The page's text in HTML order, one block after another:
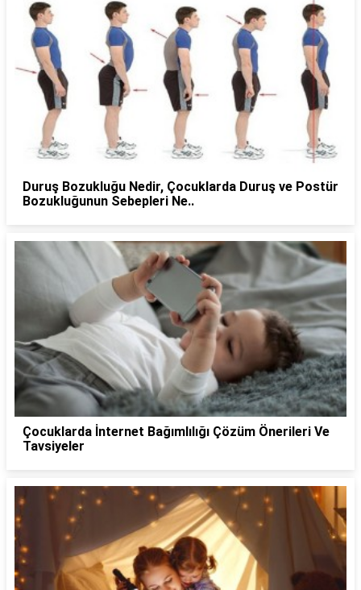
Duruş Bozukluğu Nedir, Çocuklarda Duruş ve Postür
Bozukluğunun Sebepleri Ne..
Çocuklarda İnternet Bağımlılığı Çözüm Önerileri Ve
Tavsiyeler